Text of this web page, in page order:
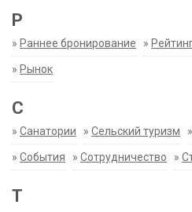
Р
» Раннее бронирование »
» Рынок
С
» Санатории » Сельский туризм »
» События » Сотрудничество »
Т